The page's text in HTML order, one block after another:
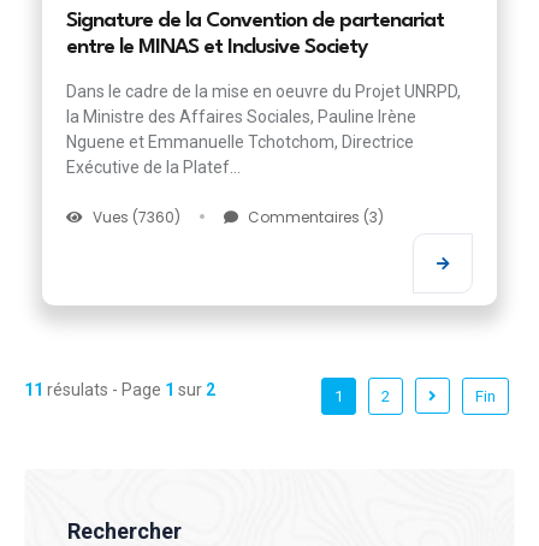
Signature de la Convention de partenariat
entre le MINAS et Inclusive Society
Dans le cadre de la mise en oeuvre du Projet UNRPD,
la Ministre des Affaires Sociales, Pauline Irène
Nguene et Emmanuelle Tchotchom, Directrice
Exécutive de la Platef...
Vues (7360) Commentaires (3)
11 résulats - Page 1 sur 2 1 2 Fin
Rechercher